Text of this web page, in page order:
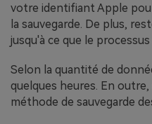
votre identifiant Apple
la sauvegarde. De plus,
jusqu'à ce que le
Selon la quantité de
quelques heures. En
méthode de sauvegarde